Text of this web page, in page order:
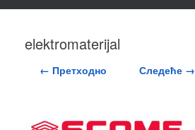
elektromaterijal
← Претходно Следеће →